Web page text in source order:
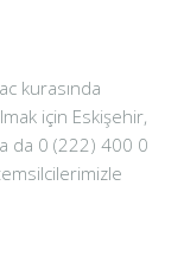
kurasında
için Eskişehir,
da 0 (222) 400 0